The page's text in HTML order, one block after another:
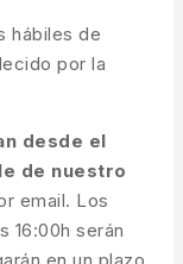
hábiles de
por la
desde el
de nuestro
email. Los
16:00h serán